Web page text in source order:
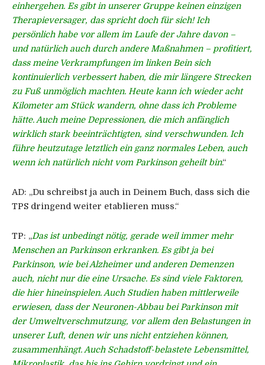
einhergehen. Es gibt in unserer Gruppe keinen einzigen
Therapieversager, das spricht doch für sich! Ich
persönlich habe vor allem im Laufe der Jahre davon –
und natürlich auch durch andere Maßnahmen – profitiert,
dass meine Verkrampfungen im linken Bein sich
kontinuierlich verbessert haben, die mir längere Strecken
zu Fuß unmöglich machten. Heute kann ich wieder acht
Kilometer am Stück wandern, ohne dass ich Probleme
hätte. Auch meine Depressionen, die mich anfänglich
wirklich stark beeinträchtigten, sind verschwunden. Ich
führe heutzutage letztlich ein ganz normales Leben, auch
wenn ich natürlich nicht vom Parkinson geheilt bin.“
AD: „Du schreibst ja auch in Deinem Buch, dass sich die
TPS dringend weiter etablieren muss.“
TP: „Das ist unbedingt nötig, gerade weil immer mehr
Menschen an Parkinson erkranken. Es gibt ja bei
Parkinson, wie bei Alzheimer und anderen Demenzen
auch, nicht nur die eine Ursache. Es sind viele Faktoren,
die hier hineinspielen. Auch Studien haben mittlerweile
erwiesen, dass der Neuronen-Abbau bei Parkinson mit
der Umweltverschmutzung, vor allem den Belastungen in
unserer Luft, denen wir uns nicht entziehen können,
zusammenhängt. Auch Schadstoff-belastete Lebensmittel,